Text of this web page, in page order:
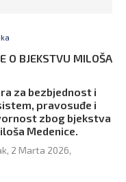
O BJEKSTVU MILOŠA
za bezbjednost i
pravosuđe i
zbog bjekstva
Medenice.
2 Marta 2026,